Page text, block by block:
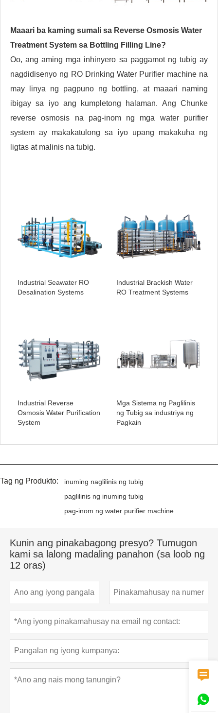
Maaari ba kaming sumali sa Reverse Osmosis Water
Treatment System sa Bottling Filling Line?
Oo, ang aming mga inhinyero sa paggamot ng tubig ay
nagdidisenyo ng RO Drinking Water Purifier machine na
may linya ng pagpuno ng bottling, at maaari naming
ibigay sa iyo ang kumpletong halaman. Ang Chunke
reverse osmosis na pag-inom ng mga water purifier
system ay makakatulong sa iyo upang makakuha ng
ligtas at malinis na tubig.
Industrial Seawater RO
Desalination Systems
Industrial Brackish Water
RO Treatment Systems
Industrial Reverse
Osmosis Water Purification
System
Mga Sistema ng Paglilinis
ng Tubig sa industriya ng
Pagkain
Tag ng Produkto:
inuming naglilinis ng tubig
paglilinis ng inuming tubig
pag-inom ng water purifier machine
Kunin ang pinakabagong presyo? Tumugon
kami sa lalong madaling panahon (sa loob ng
12 oras)

